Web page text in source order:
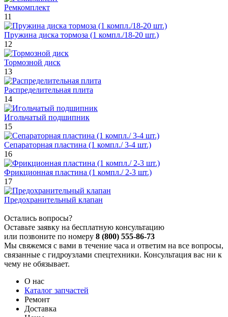
Ремкомплект
11
Пружина диска тормоза (1 компл./18-20 шт.)
12
Тормозной диск
13
Распределительная плита
14
Игольчатый подшипник
15
Сепараторная пластина (1 компл./ 3-4 шт.)
16
Фрикционная пластина (1 компл./ 2-3 шт.)
17
Предохранительный клапан
Остались вопросы?
Оставьте заявку на бесплатную консультацию
или позвоните по номеру 8 (800) 555-86-73
Мы свяжемся с вами в течение часа и ответим на все вопросы,
связанные с гидроузлами спецтехники. Консультация вас ни к
чему не обязывает.
О нас
Каталог запчастей
Ремонт
Доставка